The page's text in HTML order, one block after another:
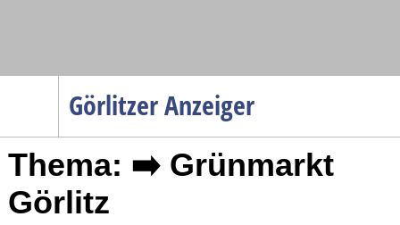
Görlitzer Anzeiger
Menüpunkte
Startseite
Gesellschaft
Thema: ➡️ Grünmarkt
Görlitz